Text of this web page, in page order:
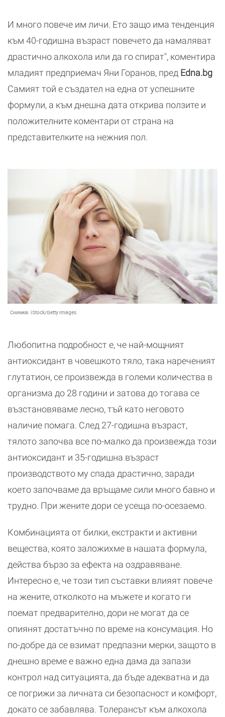
И много повече им личи. Ето защо има тенденция
към 40-годишна възраст повечето да намаляват
драстично алкохола или да го спират", коментира
младият предприемач Яни Горанов, пред Edna.bg
Самият той е създател на една от успешните
формули, а към днешна дата открива ползите и
положителните коментари от страна на
представителките на нежния пол.
Снимка: iStock/Getty Images
Любопитна подробност е, че най-мощният
антиоксидант в човешкото тяло, така нареченият
глутатион, се произвежда в големи количества в
организма до 28 години и затова до тогава се
възстановяваме лесно, тъй като неговото
наличие помага. След 27-годишна възраст,
тялото започва все по-малко да произвежда този
антиоксидант и 35-годишна възраст
производството му спада драстично, заради
което започваме да връщаме сили много бавно и
трудно. При жените дори се усеща по-осезаемо.
Комбинацията от билки, екстракти и активни
вещества, която заложихме в нашата формула,
действа бързо за ефекта на оздравяване.
Интересно е, че този тип съставки влияят повече
на жените, отколкото на мъжете и когато ги
поемат предварително, дори не могат да се
опиянят достатъчно по време на консумация. Но
по-добре да се взимат предпазни мерки, защото в
днешно време е важно една дама да запази
контрол над ситуацията, да бъде адекватна и да
се погрижи за личната си безопасност и комфорт,
докато се забавлява. Толерансът към алкохола